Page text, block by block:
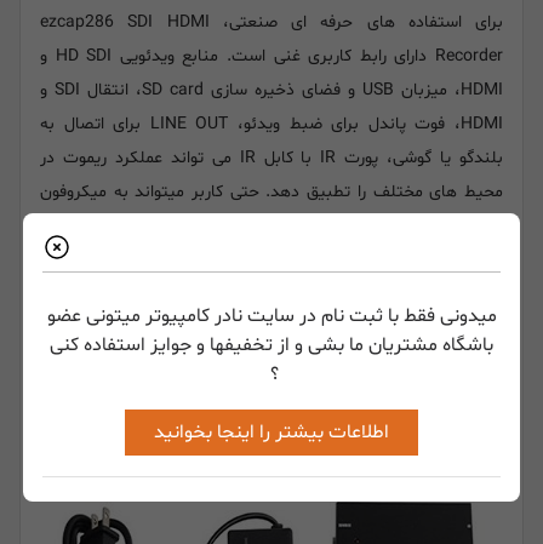
میدونی فقط با ثبت نام در سایت نادر کامپیوتر میتونی عضو
باشگاه مشتریان ما بشی و از تخفیفها و جوایز استفاده کنی
؟
اطلاعات بیشتر را اینجا بخوانید
برای استفاده های حرفه ای صنعتی، ezcap286 SDI HDMI
Recorder دارای رابط کاربری غنی است. منابع ویدئویی HD SDI و
HDMI، میزبان USB و فضای ذخیره سازی SD card، انتقال SDI و
HDMI، فوت پاندل برای ضبط ویدئو، LINE OUT برای اتصال به
بلندگو یا گوشی، پورت IR با کابل IR می تواند عملکرد ریموت در
محیط های مختلف را تطبیق دهد. حتی کاربر میتواند به میکروفون
کارت کپچر
درایور ویندوز برای ezcap286 SDI HDMI Recorder به گونه ای
توسعه پیدا کرده است که میتوانید از آن به عنوان
USB
با نرم افزار حرفه ای ویدئو کپچر و استریم OBS کار کند.